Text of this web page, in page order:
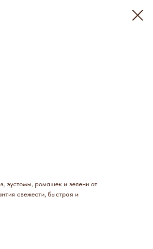
эустомы, ромашек и зелени от
свежести, быстрая и